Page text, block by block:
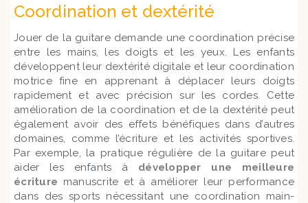
Coordination et dextérité
Jouer de la guitare demande une coordination précise
entre les mains, les doigts et les yeux. Les enfants
développent leur dextérité digitale et leur coordination
motrice fine en apprenant à déplacer leurs doigts
rapidement et avec précision sur les cordes. Cette
amélioration de la coordination et de la dextérité peut
également avoir des effets bénéfiques dans d’autres
domaines, comme l’écriture et les activités sportives.
Par exemple, la pratique régulière de la guitare peut
aider les enfants à développer une meilleure
écriture manuscrite et à améliorer leur performance
dans des sports nécessitant une coordination main-